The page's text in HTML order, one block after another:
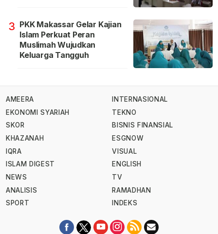
3 PKK Makassar Gelar Kajian
Islam Perkuat Peran
Muslimah Wujudkan
Keluarga Tangguh
AMEERA
EKONOMI SYARIAH
SKOR
KHAZANAH
IQRA
ISLAM DIGEST
NEWS
ANALISIS
SPORT
INTERNASIONAL
TEKNO
BISNIS FINANSIAL
ESGNOW
VISUAL
ENGLISH
TV
RAMADHAN
INDEKS